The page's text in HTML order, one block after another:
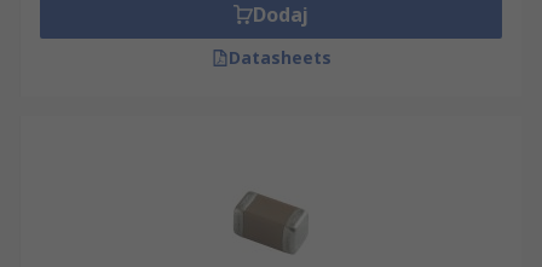
Dodaj
Datasheets